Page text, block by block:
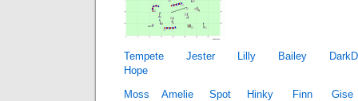
Tempete Jester Lilly Bailey
Hope
Moss
Amelie Spot Hinky Finn
Gise